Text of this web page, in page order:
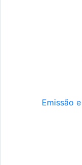
Emissão